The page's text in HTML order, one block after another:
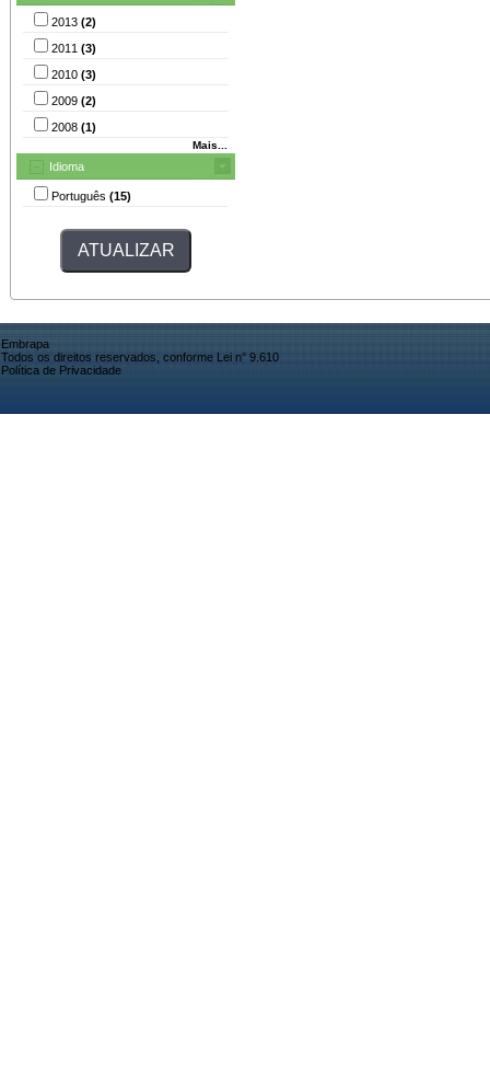
2013 (2)
2011 (3)
2010 (3)
2009 (2)
2008 (1)
Mais...
Idioma
Português (15)
Embrapa
Todos os direitos reservados, conforme Lei n° 9.610
Política de Privacidade